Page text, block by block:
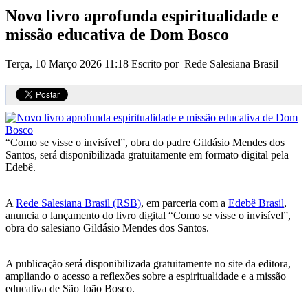
Novo livro aprofunda espiritualidade e
missão educativa de Dom Bosco
Terça, 10 Março 2026 11:18 Escrito por Rede Salesiana Brasil
“Como se visse o invisível”, obra do padre Gildásio Mendes dos
Santos, será disponibilizada gratuitamente em formato digital pela
Edebê.
A Rede Salesiana Brasil (RSB), em parceria com a Edebê Brasil,
anuncia o lançamento do livro digital “Como se visse o invisível”,
obra do salesiano Gildásio Mendes dos Santos.
A publicação será disponibilizada gratuitamente no site da editora,
ampliando o acesso a reflexões sobre a espiritualidade e a missão
educativa de São João Bosco.